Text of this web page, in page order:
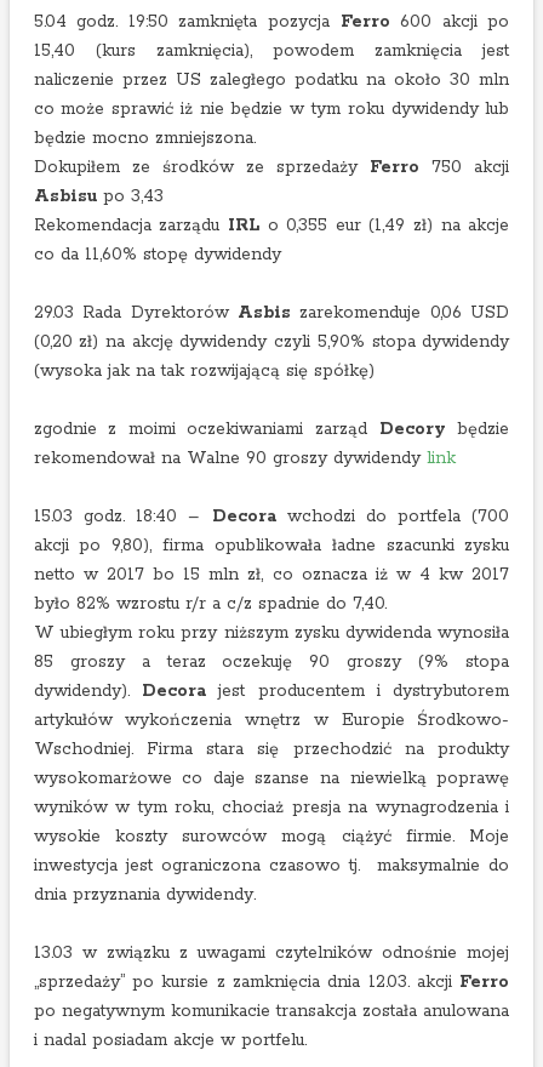
5.04 godz. 19:50 zamknięta pozycja Ferro 600 akcji po
15,40 (kurs zamknięcia), powodem zamknięcia jest
naliczenie przez US zaległego podatku na około 30 mln
co może sprawić iż nie będzie w tym roku dywidendy lub
będzie mocno zmniejszona.
Dokupiłem ze środków ze sprzedaży Ferro750 akcji
Asbisu po 3,43
Rekomendacja zarządu IRL o 0,355 eur (1,49 zł) na akcje
co da 11,60% stopę dywidendy
29.03 Rada Dyrektorów Asbiszarekomenduje 0,06 USD
(0,20 zł) na akcję dywidendy czyli 5,90% stopa dywidendy
(wysoka jak na tak rozwijającą się spółkę)
zgodnie z moimi oczekiwaniami zarząd Decorybędzie
rekomendował na Walne 90 groszy dywidendy link
15.03 godz. 18:40 – Decora wchodzi do portfela (700
akcji po 9,80), firma opublikowała ładne szacunki zysku
netto w 2017 bo 15 mln zł, co oznacza iż w 4 kw 2017
było 82% wzrostu r/r a c/z spadnie do 7,40.
W ubiegłym roku przy niższym zysku dywidenda wynosiła
85 groszy a teraz oczekuję 90 groszy (9% stopa
dywidendy). Decorajest producentem i dystrybutorem
artykułów wykończenia wnętrz w Europie Środkowo-
Wschodniej. Firma stara się przechodzić na produkty
wysokomarżowe co daje szanse na niewielką poprawę
wyników w tym roku, chociaż presja na wynagrodzenia i
wysokie koszty surowców mogą ciążyć firmie. Moje
inwestycja jest ograniczona czasowo tj. maksymalnie do
dnia przyznania dywidendy.
13.03 w związku z uwagami czytelników odnośnie mojej
„sprzedaży” po kursie z zamknięcia dnia 12.03. akcji Ferro
po negatywnym komunikacie transakcja została anulowana
i nadal posiadam akcje w portfelu.